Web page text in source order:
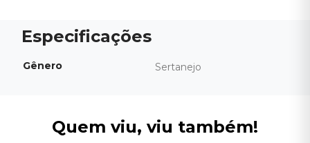
Gênero Sertanejo
Quem viu, viu também!